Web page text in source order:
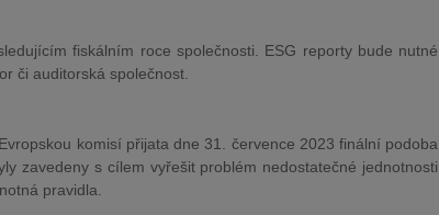
fiskálním roce společnosti. ESG reporty bude nutné
či auditorská společnost.
komisí přijata dne 31. července 2023 finální podoba
zavedeny s cílem vyřešit problém nedostatečné jednotnosti
pravidla.